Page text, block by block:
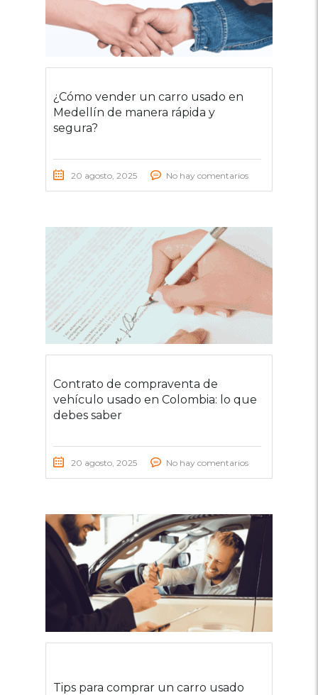
¿Cómo vender un carro usado en
Medellín de manera rápida y
segura?
20 agosto, 2025 No hay comentarios
Contrato de compraventa de
vehículo usado en Colombia: lo que
debes saber
20 agosto, 2025 No hay comentarios
Tips para comprar un carro usado